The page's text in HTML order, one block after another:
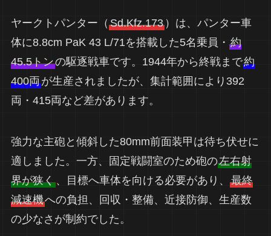
ヤークトパンター（ Sd.Kfz.173）は、パンター車
体に8.8cm PaK 43 L/71を搭載した5名乗員・ 約
45.5トンの駆逐戦車です。1944年から終戦まで約
400両が生産されましたが、集計範囲により392
両・415両など差があります。
強力な主砲と傾斜した80mm前面装甲は待ち伏せに
適しました。一方、固定戦闘室のため砲の左右射
界が狭く、目標へ車体を向ける必要があり、 最終
減速機への負担、回収・整備、近接防御、生産数
の少なさが制約でした。